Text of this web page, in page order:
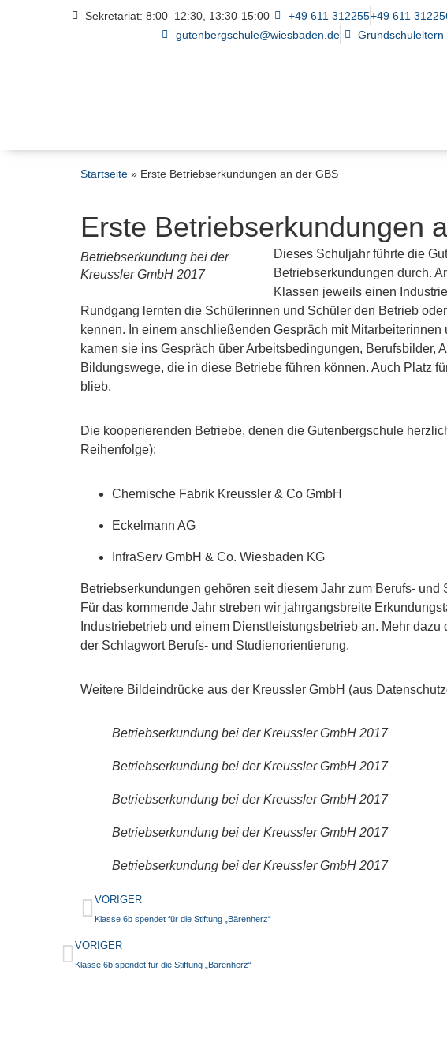
Sekretariat: 8:00–12:30, 13:30-15:00 +49 611 312255+49 611
gutenbergschule@wiesbaden.de
Grundschuleltern
Startseite » Erste Betriebserkundungen an der GBS
Erste Betriebserkundungen
Betriebserkundung bei der
Kreussler GmbH 2017
Dieses Schuljahr führte die
Betriebserkundungen durch.
Klassen jeweils einen
Rundgang lernten die Schülerinnen und Schüler den Betrieb
kennen. In einem anschließenden Gespräch mit
kamen sie ins Gespräch über Arbeitsbedingungen, Berufsbilder,
Bildungswege, die in diese Betriebe führen können. Auch Platz
blieb.
Die kooperierenden Betriebe, denen die Gutenbergschule
Reihenfolge):
Chemische Fabrik Kreussler & Co GmbH
Eckelmann AG
InfraServ GmbH & Co. Wiesbaden KG
Betriebserkundungen gehören seit diesem Jahr zum Berufs-
Für das kommende Jahr streben wir jahrgangsbreite
Industriebetrieb und einem Dienstleistungsbetrieb an. Mehr
der Schlagwort Berufs- und Studienorientierung.
Weitere Bildeindrücke aus der Kreussler GmbH (aus
Betriebserkundung bei der Kreussler GmbH 2017
Betriebserkundung bei der Kreussler GmbH 2017
Betriebserkundung bei der Kreussler GmbH 2017
Betriebserkundung bei der Kreussler GmbH 2017
Betriebserkundung bei der Kreussler GmbH 2017
VORIGER
Klasse 6b spendet für die Stiftung „Bärenherz“
VORIGER
Klasse 6b spendet für die Stiftung „Bärenherz“